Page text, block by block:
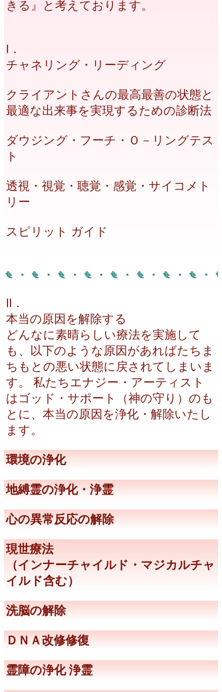
きる』と考えております。
Ⅰ．
チャネリング・リーディング
クライアントさんの最高最善の状態と
最適な出来事を実現するための診断法
ダウジング・フーチ・Ｏ－リングテス
ト
透視・視覚・聴覚・感覚・サイコメト
リー
スピリット ガイド
Ⅱ．
本当の原因を解除する
どんなに素晴らしい療法を実施して
も、以下のような原因があればたちま
ちもとの悪い状態に戻されてしまいま
す。 私たちエナジー・アーティスト
はゴッド・サポート（神の守り）のも
とに、本当の原因を浄化・解除いたし
ます。
環境の浄化
地縛霊の浄化・浄霊
心の異常反応の解除
現世療法
（インナーチャイルド・マジカルチャ
イルド含む）
洗脳の解除
ＤＮＡ改修修復
霊障の浄化 浄霊